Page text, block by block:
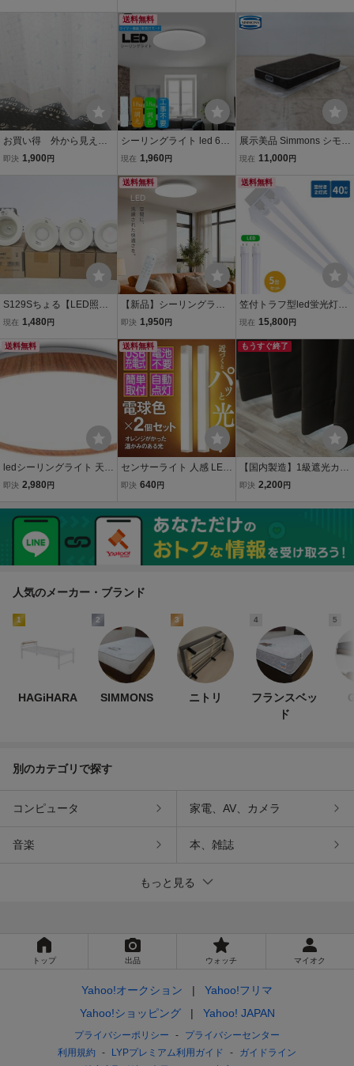
ン AT-140 送料込み
（一部地域を除き）
新品 一部地域除く送料無
お買い得 外から見えに
くい遮像レースカーテ
き）
即決 1,900 円
送料無料
シーリングライト led 6畳
調光調色 薄形 リモコン付
6畳 照明器具 天井照明 6
畳用 おしゃれ 軽い 常夜灯
タイマー
現在 1,960 円
展示美品 Simmons シモン
ズ ビューティレスト レギ
ルベッド マットレス コイ
ルスプリング 55周年記念
モデル
現在 11,000 円
S129Sちょる【LED照明
器具】Panasonic ダウン
1825E/LGB72327LE1×2
点/LGD3100LLE1＞埋込
型 未使用品有 現状渡し
現在 1,480 円
送料無料
【新品】シーリングライ
ト LED照明 インテリア照
イト リモコン 天井照明 お
しゃれ 調光 調色 ledcl-d2
4-sp
即決 1,950 円
送料無料
笠付トラフ型led蛍光灯器
具 40W型 2灯式 笠付照明
ed照明器具40w2灯 ledベ
現在 15,800 円
送料無料
ledシーリングライト 天井
照明 12段階 調光 40W 調
ブラウン リモコン ledcl-d
w40
即決 2,980 円
送料無料
センサーライト 人感 LED
室内 照明 充電式 オレンジ
電
即決 640 円
もうすぐ終了
【国内製造】1級遮光カー
テン 100×178cm 2枚組
ン AT-140 送料込み
（一部地域を除き）
即決 2,200 円
人気のメーカー・ブランド
1
HAGiHARA
2
SIMMONS
3
ニトリ
4
フランスベッ
ド
5
別のカテゴリで探す
コンピュータ 家電、AV、カメラ
音楽 本、雑誌
もっと見る
トップ 出品 ウォッチ マイオク
Yahoo!オークション
Yahoo!フリマ
Yahoo!ショッピング
Yahoo! JAPAN
プライバシーポリシー
プライバシーセンター
利用規約
LYPプレミアム利用ガイド
ガイドライン